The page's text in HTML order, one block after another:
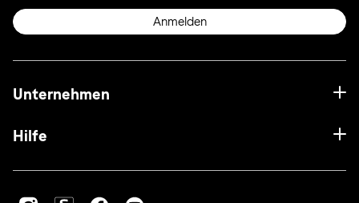
Anmelden
Unternehmen
Hilfe